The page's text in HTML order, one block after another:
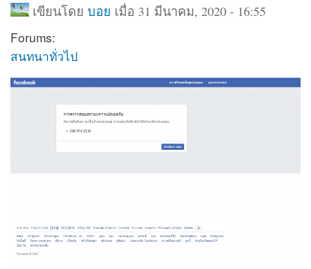
เขียนโดย บอย เมื่อ 31 มีนาคม, 2020 - 16:55
Forums:
สนทนาทั่วไป